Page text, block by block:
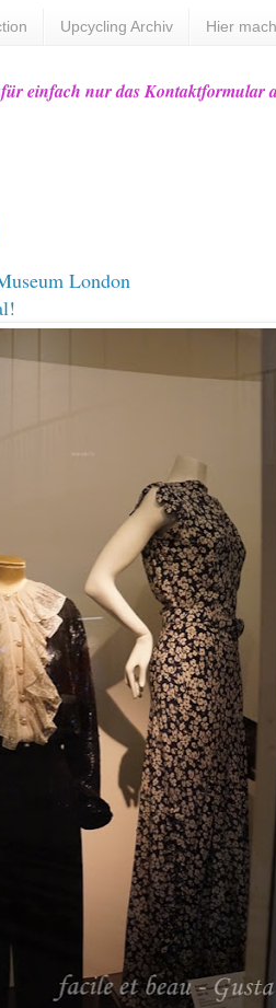
Upcycling Archiv Hier
einfach nur das Kontaktformular
London